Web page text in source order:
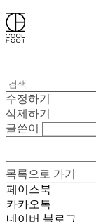
수정하기
삭제하기
글쓴이
목록으로 가기
페이스북
카카오톡
네이버 블로그